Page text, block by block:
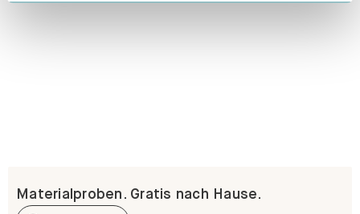
Materialproben. Gratis nach Hause.